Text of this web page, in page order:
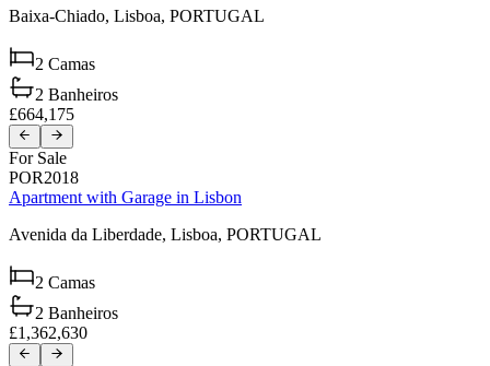
Baixa-Chiado, Lisboa, PORTUGAL
2 Camas
2 Banheiros
£664,175
For Sale
POR2018
Apartment with Garage in Lisbon
Avenida da Liberdade, Lisboa, PORTUGAL
2 Camas
2 Banheiros
£1,362,630